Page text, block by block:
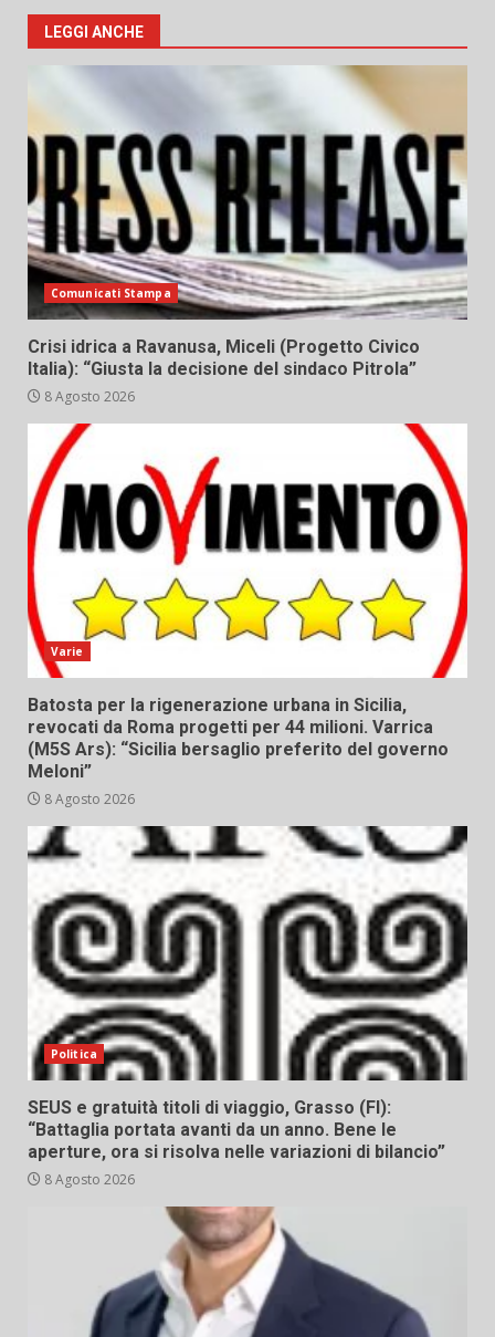
LEGGI ANCHE
Comunicati Stampa
Crisi idrica a Ravanusa, Miceli (Progetto Civico
Italia): “Giusta la decisione del sindaco Pitrola”
8 Agosto 2026
Varie
Batosta per la rigenerazione urbana in Sicilia,
revocati da Roma progetti per 44 milioni. Varrica
(M5S Ars): “Sicilia bersaglio preferito del governo
Meloni”
8 Agosto 2026
Politica
SEUS e gratuità titoli di viaggio, Grasso (FI):
“Battaglia portata avanti da un anno. Bene le
aperture, ora si risolva nelle variazioni di bilancio”
8 Agosto 2026